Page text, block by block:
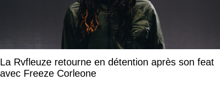
La Rvfleuze retourne en détention après son feat
avec Freeze Corleone